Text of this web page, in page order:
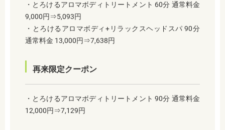
・とろけるアロマボディトリートメント 60分 通常料金
9,000円⇒5,093円
・とろけるアロマボディ+リラックスヘッドスパ 90分
通常料金 13,000円⇒7,638円
再来限定クーポン
・とろけるアロマボディトリートメント 90分 通常料金
12,000円⇒7,129円